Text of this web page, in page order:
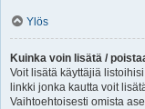
Ylös
Kuinka voin lisätä /
Voit lisätä käyttäjiä
linkki jonka kautta voit
Vaihtoehtoisesti omista